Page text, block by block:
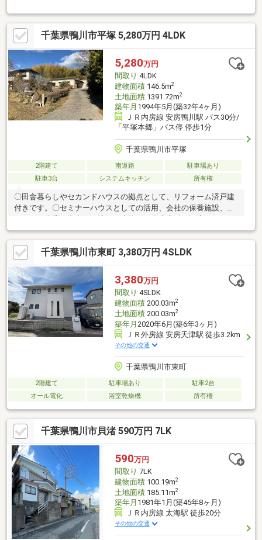
に強く、お客様一人ひとりにあったご提案をさせていただきま
す。・スタッフ一同、誠心誠意ご対応させていただきます！◆経
験知識が豊富なスタッフが在籍！迅速な対応を心掛けておりま
す。・お問合せを受けてから即日ご対応をさせていただきま
す。・その他物件情報も多数ございます！お気軽にお問い合わせ
千葉県鴨川市平塚 5,280万円 4LDK
5,280万円
間取り 4LDK
建物面積146.5m2
土地面積1391.72m2
築年月 1994年5月(築32年4ヶ月)
ＪＲ内房線 安房鴨川駅 バス30分/
「平塚本郷」バス停 停歩1分
千葉県鴨川市平塚
2階建て 南道路
駐車場あり
駐車3台
システムキッチン 所有権
〇田舎暮らしやセカンドハウスの拠点として、リフォーム済戸建
付きです。〇セミナーハウスとしての活用、会社の保養施設、ベ
もあった旧鴨川陶芸館跡〇住居、作陶、体験工房を有した関東有
数の大型施設〇都心よりアクアライン経由で最短90分〇敷地内に
は、柿、蜜柑、イチジク、プラム、他果樹の収獲が楽しめる他、
山菜（ワラビ、フキのとう、タラの芽）が自生しています〇利用
目的多彩な空間が広がります。〇住居はエスバイエル施工の4LDK
です
千葉県鴨川市東町 3,380万円 4SLDK
3,380万円
間取り 4SLDK
建物面積200.03m2
土地面積200.03m2
築年月 2020年6月(築6年3ヶ月)
ＪＲ外房線 安房天津駅 徒歩3.2km
その他の交通
千葉県鴨川市東町
2階建て 駐車場あり
駐車2台
オール電化
浴室乾燥機 所有権
千葉県鴨川市貝渚 590万円 7LK
590万円
間取り 7LK
建物面積100.19m2
土地面積185.11m2
築年月 1981年1月(築45年8ヶ月)
ＪＲ内房線 太海駅 徒歩20分
その他の交通